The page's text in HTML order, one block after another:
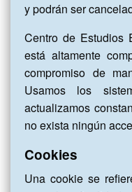
y podrán ser
Centro de Estudios
está altamente
compromiso de
Usamos los
actualizamos
no exista ningún
Cookies
Una cookie se